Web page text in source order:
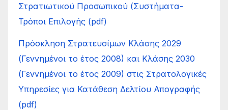
Στρατιωτικού Προσωπικού (Συστήµατα-
Τρόποι Επιλογής (pdf)
Πρόσκληση Στρατευσίμων Κλάσης 2029
(Γεννημένοι το έτος 2008) και Κλάσης 2030
(Γεννημένοι το έτος 2009) στις Στρατολογικές
Υπηρεσίες για Κατάθεση Δελτίου Απογραφής
(pdf)